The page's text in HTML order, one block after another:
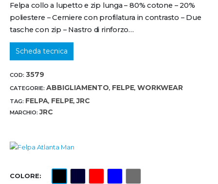
Felpa collo a lupetto e zip lunga – 80% cotone – 20%
poliestere – Cerniere con profilatura in contrasto – Due
tasche con zip – Nastro di rinforzo…
Scheda tecnica
COD: 3579
CATEGORIE: ABBIGLIAMENTO, FELPE, WORKWEAR
TAG: FELPA, FELPE,JRC
MARCHIO:JRC
COLORE